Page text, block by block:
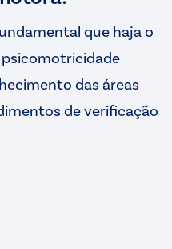
que haja o
das áreas
de verificação